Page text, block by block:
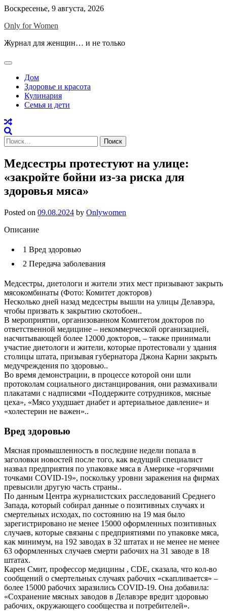
Skip
content
Воскресенье, 9 августа, 2026
Only for Women
Журнал для женщин… и не только
Дом
Здоровье и красота
Кулинария
Семья и дети
Найти:
Медсестры протестуют на улице:
«закройте бойни из-за риска для
здоровья мяса»
Posted on 09.08.2024 by Onlywomen
Описание
1 Вред здоровью
2 Передача заболевания
Медсестры, диетологи и жители этих мест призывают закрыть
мясокомбинаты (Фото: Комитет докторов)
Несколько дней назад медсестры вышли на улицы Делавэра,
чтобы призвать к закрытию скотобоен..
В мероприятии, организованном Комитетом докторов по
ответственной медицине – некоммерческой организацией,
насчитывающей более 12000 докторов, – также принимали
участие диетологи и жители, которые протестовали у здания
столицы штата, призывая губернатора Джона Карни закрыть
медучреждения по здоровью..
Во время демонстрации, в процессе которой они шли
протоколам социального дистанцирования, они размахивали
плакатами с надписями «Поддержите сотрудников, мясные
цеха», «Мясо ухудшает диабет и артериальное давление» и
«холестерин не важен»..
Вред здоровью
Мясная промышленность в последние недели попала в
заголовки новостей после того, как ведущий специалист
назвал предприятия по упаковке мяса в Америке «горячими
точками COVID-19», поскольку уровни заражения на фирмах
превысили другую часть страны..
По данным Центра журналистских расследований Среднего
Запада, который собирал данные о позитивных случаях и
смертельных исходах, по состоянию на 19 мая было
зарегистрировано не менее 15000 оформленных позитивных
случаев, которые связаны с предприятиями по упаковке мяса,
как минимум, на 192 заводах в 32 штатах и не менее не менее
63 оформленных случаев смерти рабочих на 31 заводе в 18
штатах.
Карен Смит, профессор медицины , CDE, сказала, что кол-во
сообщений о смертельных случаях рабочих «скапливается» –
более 15000 рабочих заразились COVID-19. Она добавила:
«Сохранение мясных заводов в Делавэре вредит здоровью
рабочих, окружающего сообщества и потребителей».